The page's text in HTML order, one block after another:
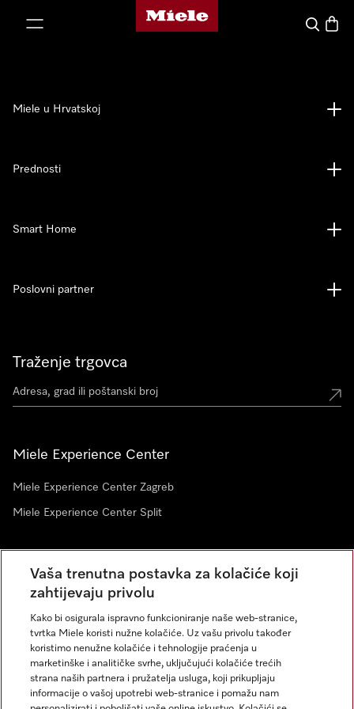
Miele početna stranica
Pretraga
Traženje trgovca
Miele Experience Center
Miele Experience Center Zagreb
Miele Experience Center Split
Newsletter
Miele u Hrvatskoj
Prednosti
Smart Home
Poslovni partner
Vaša trenutna postavka za kolačiće koji
zahtijevaju privolu
Kako bi osigurala ispravno funkcioniranje naše web-stranice,
tvrtka Miele koristi nužne kolačiće. Uz vašu privolu također
koristimo nenužne kolačiće i tehnologije praćenja u
marketinške i analitičke svrhe, uključujući kolačiće trećih
strana naših partnera i pružatelja usluga, koji prikupljaju
informacije o vašoj upotrebi web-stranice i pomažu nam